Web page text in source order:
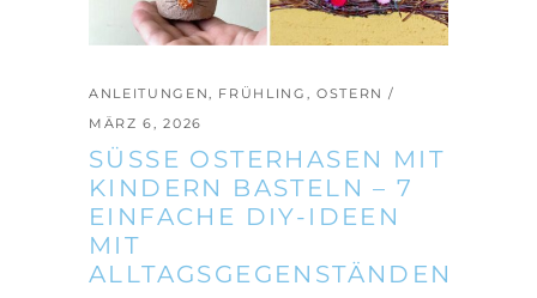
ANLEITUNGEN, FRÜHLING , OSTERN
MÄRZ 6, 2026
SÜSSE OSTERHASEN MIT K
INDERN BASTELN – 7 E
INFACHE DIY-IDEEN M
IT A
LLTAGSGEGENSTÄNDEN